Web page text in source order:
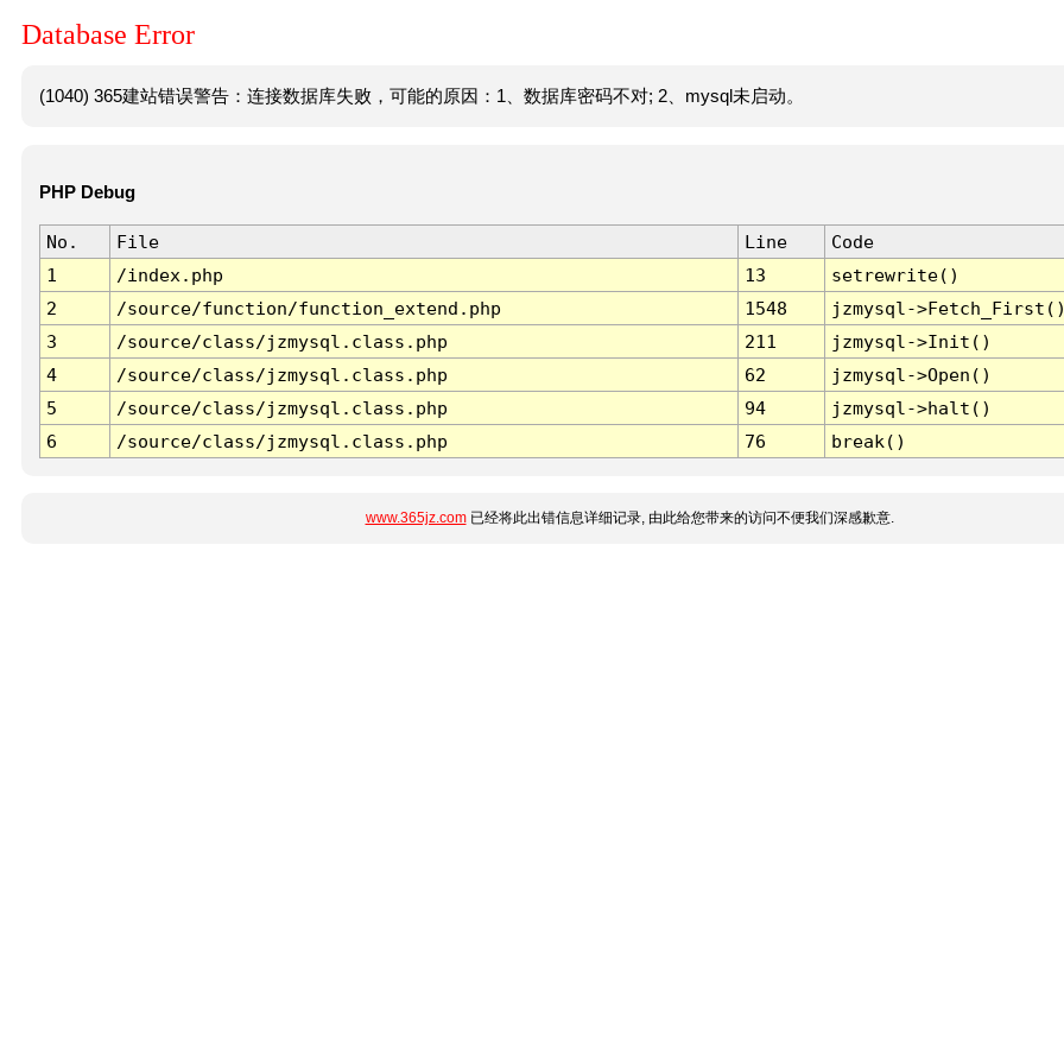
Database Error
(1040) 365建站错误警告：连接数据库失败，可能的原因：1、数据库密码不对; 2、mysql未启动。
PHP Debug
No. File Line
Code
1
/index.php 13
setrewrite()
2
/source/function/function_extend.php 1548
jzmysql-
3
/source/class/jzmysql.class.php 211
jzmysql->Init()
4
/source/class/jzmysql.class.php 62
jzmysql->Open()
5
/source/class/jzmysql.class.php 94
jzmysql->halt()
6
/source/class/jzmysql.class.php 76 break()
www.365jz.com已经将此出错信息详细记录, 由此给您带来的访问不便我们深感歉意.